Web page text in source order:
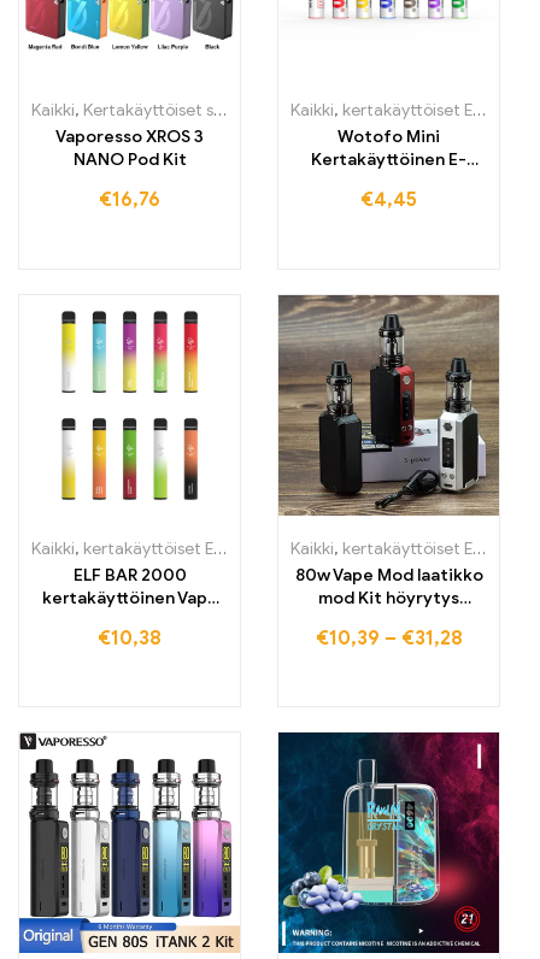
Kaikki, Kertakäyttöiset sähkötupakat Irlanti ,Kertakäyttöiset
Vaporesso XROS 3
NANO Pod Kit
€16,76
Kaikki, kertakäyttöiset E-savut
Wotofo Mini
Kertakäyttöinen E-
€4,45
Kaikki, kertakäyttöiset E-savut
Kertakäyttöiset sähkötupakat
ELF BAR 2000
kertakäyttöinen Vape
€10,38
Kaikki, kertakäyttöiset E-savut
80w Vape Mod laatikko
mod Kit höyrytys
Starter Kit
€10,39 – €31,28